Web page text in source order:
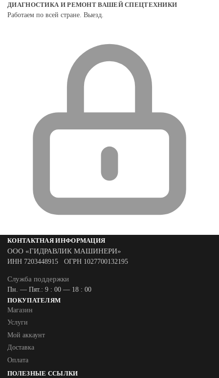
ДИАГНОСТИКА И РЕМОНТ ВАШЕЙ СПЕЦТЕХНИКИ
Работаем по всей стране. Выезд.
КОНТАКТНАЯ ИНФОРМАЦИЯ
ООО «ГИДРАВЛИК МАШИНЕРИ»
ИНН 7203448915 ОГРН 1027700132195
Служба поддержки
Пн. — Пят.: 9 : 00 — 18 : 00
ПОКУПАТЕЛЯМ
Магазин
Услуги
Мой аккаунт
Доставка
Оплата
ПОЛЕЗНЫЕ ССЫЛКИ